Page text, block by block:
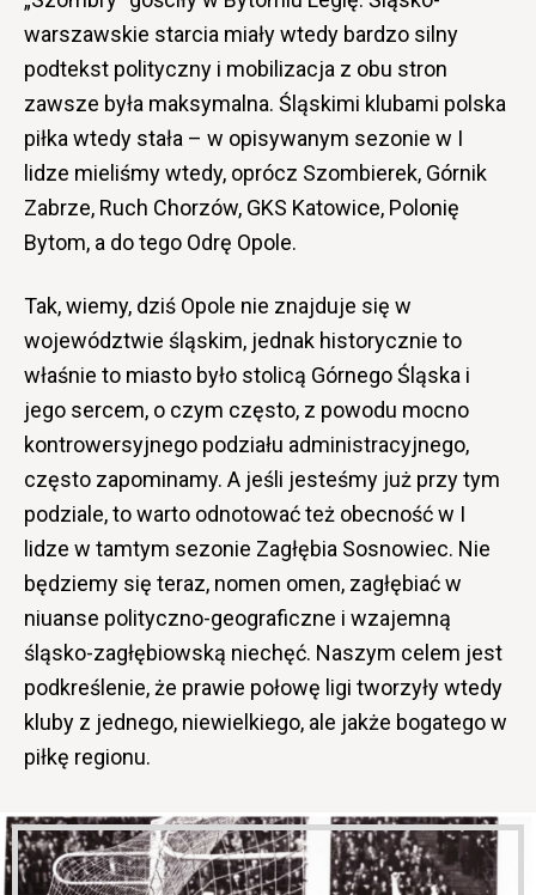
warszawskie starcia miały wtedy bardzo silny
podtekst polityczny i mobilizacja z obu stron
zawsze była maksymalna. Śląskimi klubami polska
piłka wtedy stała – w opisywanym sezonie w I
lidze mieliśmy wtedy, oprócz Szombierek, Górnik
Zabrze, Ruch Chorzów, GKS Katowice, Polonię
Bytom, a do tego Odrę Opole.
Tak, wiemy, dziś Opole nie znajduje się w
województwie śląskim, jednak historycznie to
właśnie to miasto było stolicą Górnego Śląska i
jego sercem, o czym często, z powodu mocno
kontrowersyjnego podziału administracyjnego,
często zapominamy. A jeśli jesteśmy już przy tym
podziale, to warto odnotować też obecność w I
lidze w tamtym sezonie Zagłębia Sosnowiec. Nie
będziemy się teraz, nomen omen, zagłębiać w
niuanse polityczno-geograficzne i wzajemną
śląsko-zagłębiowską niechęć. Naszym celem jest
podkreślenie, że prawie połowę ligi tworzyły wtedy
kluby z jednego, niewielkiego, ale jakże bogatego w
piłkę regionu.